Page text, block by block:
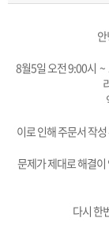
노
객
마
이
조
8월5일 오전 9:00시 ~
이로 인해 주문서 작
문제가 제대로 해결
다시 한